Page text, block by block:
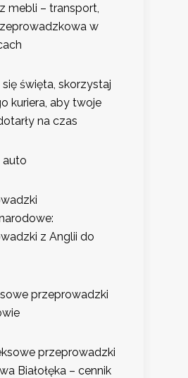
mebli – transport,
w
się święta, skorzystaj
kuriera, aby twoje
na czas
auto
z Anglii do
przeprowadzki
przeprowadzki
Białołęka – cennik